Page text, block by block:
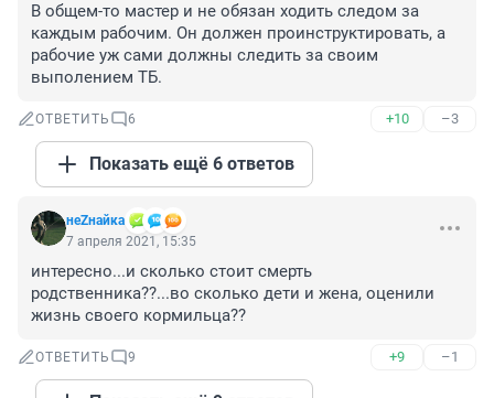
В общем-то мастер и не обязан ходить следом за
каждым рабочим. Он должен проинструктировать, а
рабочие уж сами должны следить за своим
выполением ТБ.
ОТВЕТИТЬ 6 +10 –3
Показать ещё 6 ответов
неZнайка
7 апреля 2021, 15:35
интересно...и сколько стоит смерть
родственника??...во сколько дети и жена, оценили
жизнь своего кормильца??
ОТВЕТИТЬ 9 +9 –1